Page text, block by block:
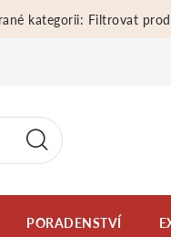
kategorii: Filtrovat
PORADENSTVÍ